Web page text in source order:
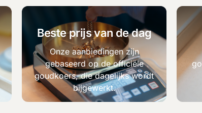
Beste prijs van de dag
Onze aanbiedingen zijn
gebaseerd op de officiële
goudkoers, die dagelijks wordt
bijgewerkt.